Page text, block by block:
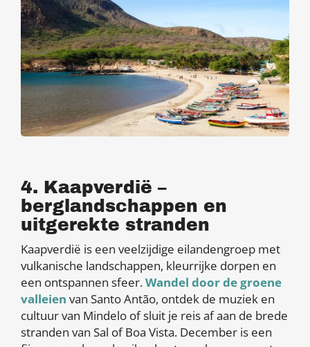
4. Kaapverdië –
berglandschappen en
uitgerekte stranden
Kaapverdië is een veelzijdige eilandengroep met
vulkanische landschappen, kleurrijke dorpen en
een ontspannen sfeer.Wandel door de groene
valleien van Santo Antão, ontdek de muziek en
cultuur van Mindelo of sluit je reis af aan de brede
stranden van Sal of Boa Vista. December is een